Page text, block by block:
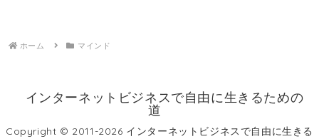
ホーム マインド
インターネットビジネスで自由に生きるための
道
Copyright © 2011-2026 インターネットビジネスで自由に生きる